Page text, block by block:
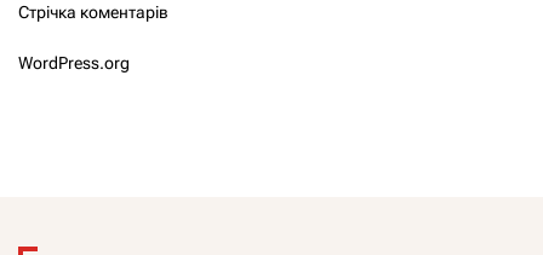
Стрічка коментарів
WordPress.org